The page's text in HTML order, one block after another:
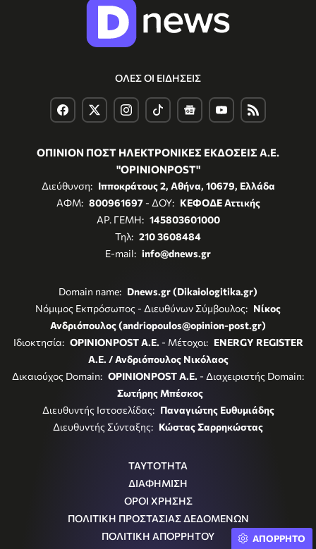
ΟΛΕΣ ΟΙ ΕΙΔΗΣΕΙΣ
ΟΠΙΝΙΟΝ ΠΟΣΤ ΗΛΕΚΤΡΟΝΙΚΕΣ ΕΚΔΟΣΕΙΣ Α.Ε.
"OPINIONPOST"
Διεύθυνση: Ιπποκράτους 2, Αθήνα, 10679, Ελλάδα
ΑΦΜ: 800961697- ΔΟΥ: ΚΕΦΟΔΕ Αττικής
ΑΡ. ΓΕΜΗ: 145803601000
Τηλ: 210 3608484
E-mail: info@dnews.gr
Domain name: Dnews.gr (Dikaiologitika.gr)
Νόμιμος Εκπρόσωπος - Διευθύνων Σύμβουλος: Νίκος
Ανδριόπουλος (andriopoulos@opinion-post.gr)
Ιδιοκτησία: OPINIONPOST A.E. - Μέτοχοι: ENERGY REGISTER
Α.Ε. / Ανδριόπουλος Νικόλαος
Δικαιούχος Domain: OPINIONPOST A.E. - Διαχειριστής Domain:
Σωτήρης Μπέσκος
Διευθυντής Ιστοσελίδας: Παναγιώτης Ευθυμιάδης
Διευθυντής Σύνταξης: Κώστας Σαρρηκώστας
ΤΑΥΤΟΤΗΤΑ
ΔΙΑΦΗΜΙΣΗ
ΟΡΟΙ ΧΡΗΣΗΣ
ΠΟΛΙΤΙΚΗ ΠΡΟΣΤΑΣΙΑΣ ΔΕΔΟΜΕΝΩΝ
ΠΟΛΙΤΙΚΗ ΑΠΟΡΡΗΤΟΥ
ΑΠΟΡΡΗΤΟ